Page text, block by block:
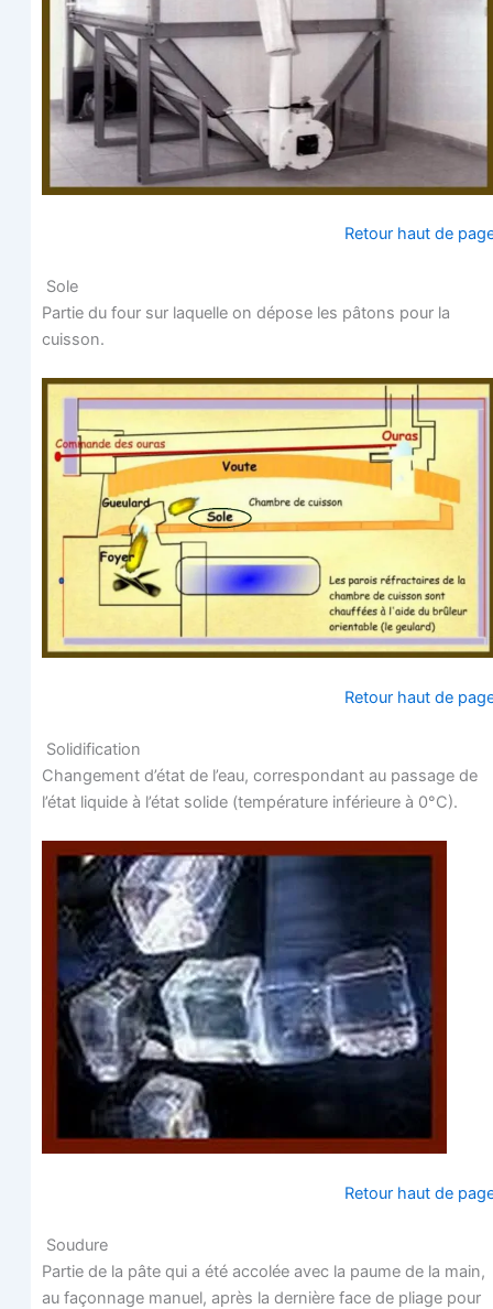
Retour haut de
Sole
Par­tie du four sur laquelle on dépose les pâtons pour la
cuisson.
Retour haut de
Solidification
Chan­ge­ment d’état de l’eau, cor­res­pon­dant au pas­sage de
l’état liquide à l’état solide (tem­pé­ra­ture infé­rieure à 0°C).
Retour haut de
Soudure
Par­tie de la pâte qui a été acco­lée avec la paume de la main,
au façon­nage manuel, après la der­nière face de pliage pour